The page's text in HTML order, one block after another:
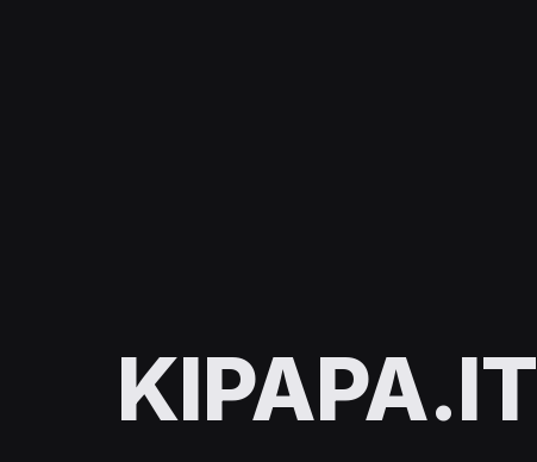
KIPAPA.IT